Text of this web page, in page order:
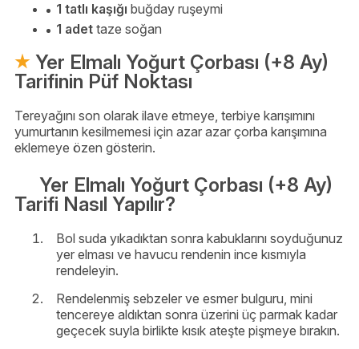
1 tatlı kaşığı buğday ruşeymi
1 adet taze soğan
Yer Elmalı Yoğurt Çorbası (+8 Ay)
Tarifinin Püf Noktası
Tereyağını son olarak ilave etmeye, terbiye karışımını
yumurtanın kesilmemesi için azar azar çorba karışımına
eklemeye özen gösterin.
Yer Elmalı Yoğurt Çorbası (+8 Ay)
Tarifi Nasıl Yapılır?
Bol suda yıkadıktan sonra kabuklarını soyduğunuz
yer elması ve havucu rendenin ince kısmıyla
rendeleyin.
Rendelenmiş sebzeler ve esmer bulguru, mini
tencereye aldıktan sonra üzerini üç parmak kadar
geçecek suyla birlikte kısık ateşte pişmeye bırakın.